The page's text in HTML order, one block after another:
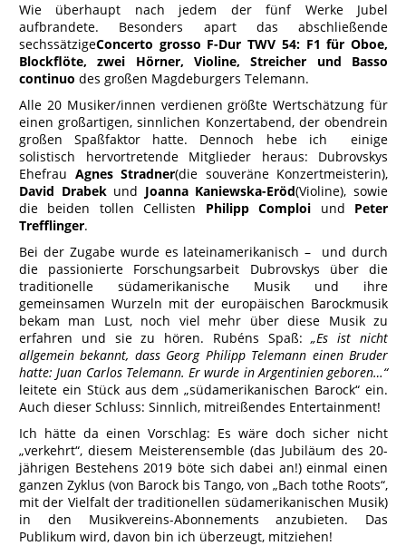
Wie überhaupt nach jedem der fünf Werke Jubel
aufbrandete. Besonders apart das abschließende
sechssätzigeConcerto grosso F-Dur TWV 54: F1 für Oboe,
Blockflöte, zwei Hörner, Violine, Streicher und Basso
continuo des großen Magdeburgers Telemann.
Alle 20 Musiker/innen verdienen größte Wertschätzung für
einen großartigen, sinnlichen Konzertabend, der obendrein
großen Spaßfaktor hatte. Dennoch hebe ich einige
solistisch hervortretende Mitglieder heraus: Dubrovskys
Ehefrau Agnes Stradner(die souveräne Konzertmeisterin),
David Drabekund Joanna Kaniewska-Eröd(Violine), sowie
die beiden tollen Cellisten Philipp Comploi und Peter
Trefflinger.
Bei der Zugabe wurde es lateinamerikanisch – und durch
die passionierte Forschungsarbeit Dubrovskys über die
traditionelle südamerikanische Musik und ihre
gemeinsamen Wurzeln mit der europäischen Barockmusik
bekam man Lust, noch viel mehr über diese Musik zu
erfahren und sie zu hören. Rubéns Spaß:„Es ist nicht
allgemein bekannt, dass Georg Philipp Telemann einen Bruder
hatte: Juan Carlos Telemann. Er wurde in Argentinien geboren…“
leitete ein Stück aus dem „südamerikanischen Barock“ ein.
Auch dieser Schluss: Sinnlich, mitreißendes Entertainment!
Ich hätte da einen Vorschlag: Es wäre doch sicher nicht
„verkehrt“, diesem Meisterensemble (das Jubiläum des 20-
jährigen Bestehens 2019 böte sich dabei an!) einmal einen
ganzen Zyklus (von Barock bis Tango, von „Bach tothe Roots“,
mit der Vielfalt der traditionellen südamerikanischen Musik)
in den Musikvereins-Abonnements anzubieten. Das
Publikum wird, davon bin ich überzeugt, mitziehen!